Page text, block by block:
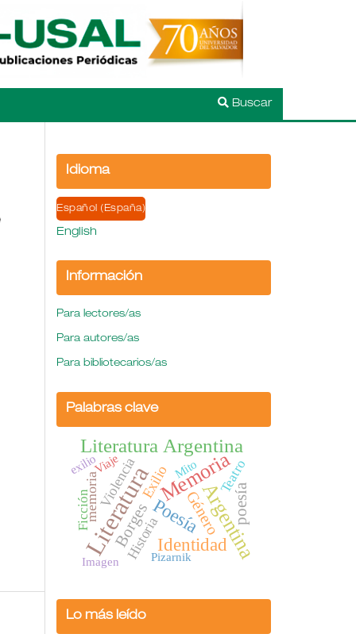
Buscar
Idioma
Español (España)
English
Información
Para lectores/as
Para autores/as
Para bibliotecarios/as
Palabras clave
LiteraturaMemoria
Argentina
Literatura Argentina
Poesía
Identidad
Borges poesía
Género
Violencia
memoria
Historia
Exilio Teatro
Ficción
Viaje Mito
Pizarnik
exilio
Imagen
Lo más leído